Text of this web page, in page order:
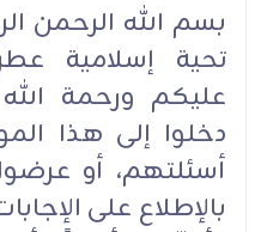
بسم الله الرحمن
تحية إسلامية
عليكم ورحمة
دخلوا إلى هذا
أسئلتهم، أو
بالإطلاع على